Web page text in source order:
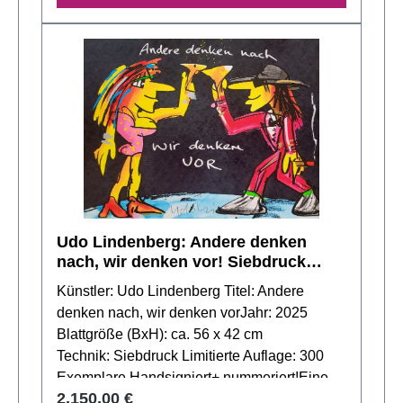
Grafikdesigner und Illustrator, hat sich durch
seine einzigartigen Farbkompositionen und
grafischen Muster einen Namen gemacht.
Seine Kunstwerke, bekannt dafür, dass sie
die Atmosphäre eines Raumes verwandeln,
laden zur täglichen Entdeckung ein. Mehr
über Jürgen Katzenberger erfahren.
Exemplaren bei Galerie Schmidt erwerben.
Ein Zertifikat liegt natürlich bei jeder
Lieferung bei!
Udo Lindenberg: Andere denken
nach, wir denken vor! Siebdruck
handsigniert + nummeriert, NEU!
Künstler: Udo Lindenberg Titel: Andere
denken nach, wir denken vorJahr: 2025
Blattgröße (BxH): ca. 56 x 42 cm
Technik: Siebdruck Limitierte Auflage: 300
Exemplare Handsigniert+ nummeriert!Eine
der beliebtesten Phrasen von Udo
Regulärer Preis:
2.150,00 €